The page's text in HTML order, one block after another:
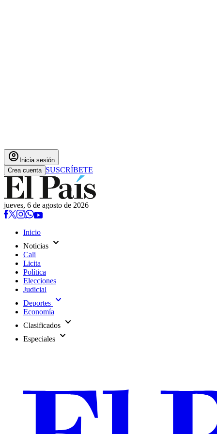
account_circle Inicia sesión
Crea cuenta SUSCRÍBETE
jueves, 6 de agosto de 2026
Inicio
Noticias expand_more
Cali
Licita
Política
Elecciones
Judicial
Deportes expand_more
Economía
Clasificados expand_more
Especiales expand_more